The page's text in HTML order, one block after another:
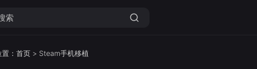
： 首页 > Steam手机移植